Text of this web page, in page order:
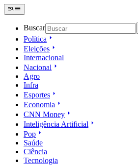
Buscar
Política
Eleições
Internacional
Nacional
Agro
Infra
Esportes
Economia
CNN Money
Inteligência Artificial
Pop
Saúde
Ciência
Tecnologia